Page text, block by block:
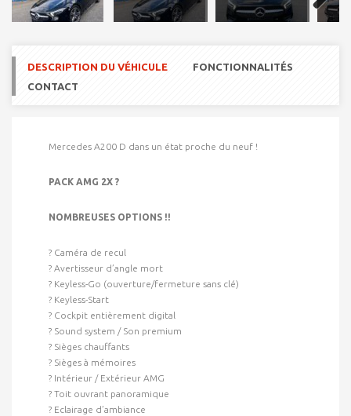
Next
DESCRIPTION DU VÉHICULE
FONCTIONNALITÉS
CONTACT
Mercedes A200 D dans un état proche du neuf !
PACK AMG 2X ?
NOMBREUSES OPTIONS !!
? Caméra de recul
? Avertisseur d’angle mort
? Keyless-Go (ouverture/fermeture sans clé)
? Keyless-Start
? Cockpit entièrement digital
? Sound system / Son premium
? Sièges chauffants
? Sièges à mémoires
? Intérieur / Extérieur AMG
? Toit ouvrant panoramique
? Eclairage d’ambiance